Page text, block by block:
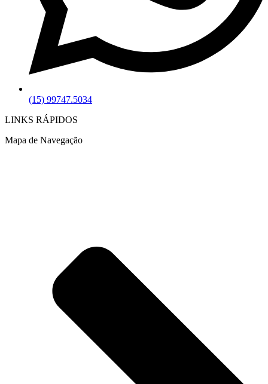
(15) 99747.5034
LINKS RÁPIDOS
Mapa de Navegação